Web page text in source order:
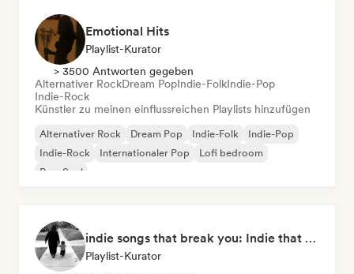
Emotional Hits
Playlist-Kurator
> 3500 Antworten gegeben
Alternativer RockDream PopIndie-FolkIndie-Pop
Indie-Rock
Künstler zu meinen einflussreichen Playlists hinzufügen
Alternativer Rock Dream Pop Indie-Folk
Indie-Pop
Indie-Rock
Internationaler Pop
Lofi bedroom
Pop-Soul
indie songs that break you: Indie that hits deep
Playlist-Kurator